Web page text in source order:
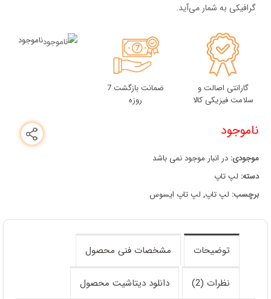
گرافیکی به شمار می‌آید.
گارانتی اصالت و
سلامت فیزیکی کالا
ضمانت بازگشت 7
روزه
ناموجود
ناموجود
موجودی: در انبار موجود نمی باشد
دسته: لپ تاپ
برچسب: لپ تاپ, لپ تاپ ایسوس
توضیحات مشخصات فنی محصول
نظرات (2) دانلود دیتاشیت محصول